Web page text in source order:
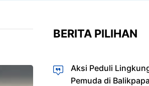
BERITA PILIHAN
Aksi Peduli
Pemuda di